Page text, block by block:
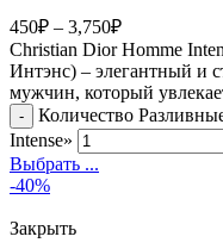
450₽ – 3,750₽
Christian Dior Homme
Интэнс) – элегантный и
мужчин, который
Количество
Intense»
Выбрать ...
-40%
Закрыть